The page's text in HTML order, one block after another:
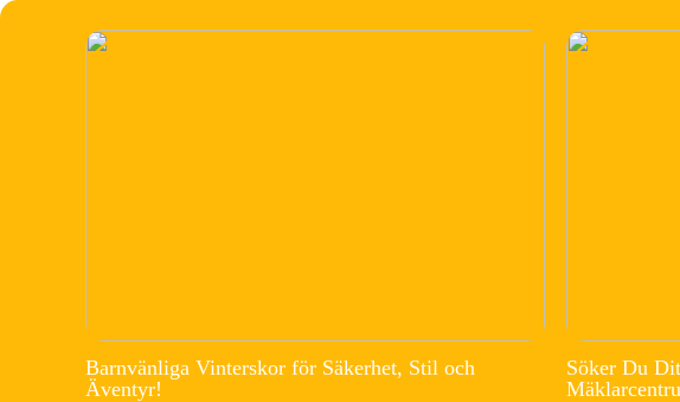
Barnvänliga Vinterskor för Säkerhet, Stil och
Äventyr!
Söker Du